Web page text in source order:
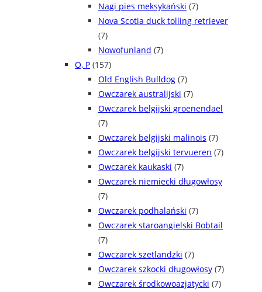
Nagi pies meksykański (7)
Nova Scotia duck tolling retriever
(7)
Nowofunland (7)
O, P (157)
Old English Bulldog (7)
Owczarek australijski (7)
Owczarek belgijski groenendael
(7)
Owczarek belgijski malinois (7)
Owczarek belgijski tervueren (7)
Owczarek kaukaski (7)
Owczarek niemiecki długowłosy
(7)
Owczarek podhalański (7)
Owczarek staroangielski Bobtail
(7)
Owczarek szetlandzki (7)
Owczarek szkocki długowłosy (7)
Owczarek środkowoazjatycki (7)